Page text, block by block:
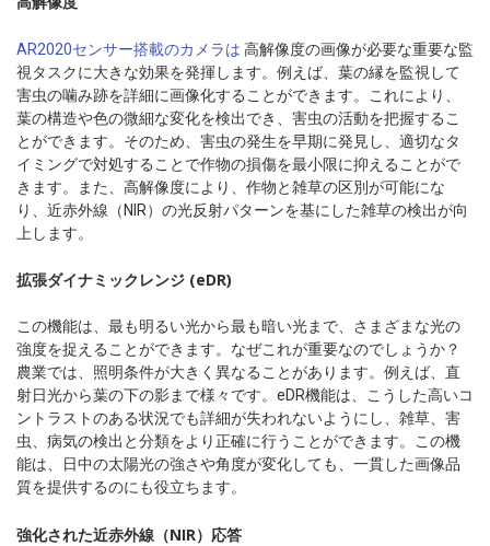
AR2020センサー搭載のカメラは 高解像度の画像が必要な重要な監
視タスクに大きな効果を発揮します。例えば、葉の縁を監視して
害虫の噛み跡を詳細に画像化することができます。これにより、
葉の構造や色の微細な変化を検出でき、害虫の活動を把握するこ
とができます。そのため、害虫の発生を早期に発見し、適切なタ
イミングで対処することで作物の損傷を最小限に抑えることがで
きます。また、高解像度により、作物と雑草の区別が可能にな
り、近赤外線（NIR）の光反射パターンを基にした雑草の検出が向
上します。
拡張ダイナミックレンジ (eDR)
この機能は、最も明るい光から最も暗い光まで、さまざまな光の
強度を捉えることができます。なぜこれが重要なのでしょうか？
農業では、照明条件が大きく異なることがあります。例えば、直
射日光から葉の下の影まで様々です。eDR機能は、こうした高いコ
ントラストのある状況でも詳細が失われないようにし、雑草、害
虫、病気の検出と分類をより正確に行うことができます。この機
能は、日中の太陽光の強さや角度が変化しても、一貫した画像品
質を提供するのにも役立ちます。
強化された近赤外線（NIR）応答